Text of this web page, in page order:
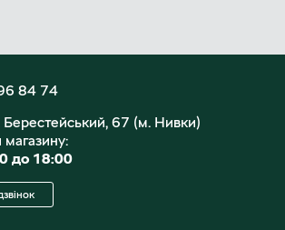
84 74
Берестейський, 67 (м. Нивки)
до 18:00